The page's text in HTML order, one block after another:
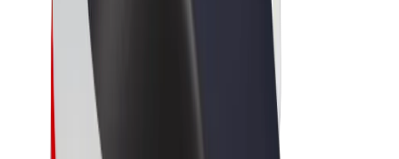
Kyydit
Sähköpotkulaudat
Bolt-kauppa
Bolt Food
Bolt Drive